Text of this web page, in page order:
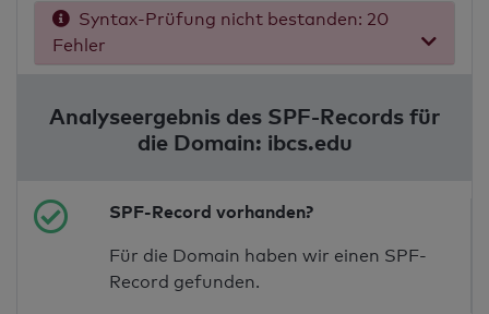
Syntax-Prüfung nicht bestanden: 20
Fehler
Analyseergebnis des SPF-Records für
die Domain: ibcs.edu
SPF-Record vorhanden?
Für die Domain haben wir einen SPF-
Record gefunden.